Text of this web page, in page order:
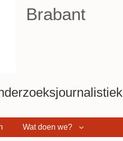
Brabant
Wat doen we?